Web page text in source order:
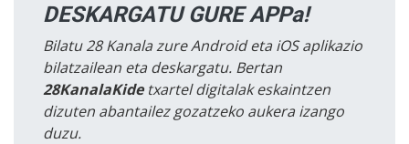
DESKARGATU GURE APPa!
Bilatu 28 Kanala zure Android eta iOS aplikazio
bilatzailean eta deskargatu. Bertan
28KanalaKidetxartel digitalak eskaintzen
dizuten abantailez gozatzeko aukera izango
duzu.